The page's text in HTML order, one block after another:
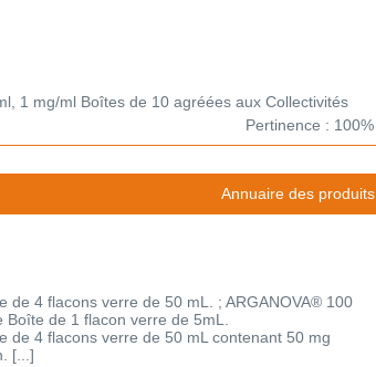
1 mg/ml Boîtes de 10 agréées aux Collectivités
Pertinence : 100%
Annuaire des produits
de 4 flacons verre de 50 mL. ; ARGANOVA® 100
de 1 flacon verre de 5mL.
de 4 flacons verre de 50 mL contenant 50 mg
[...]